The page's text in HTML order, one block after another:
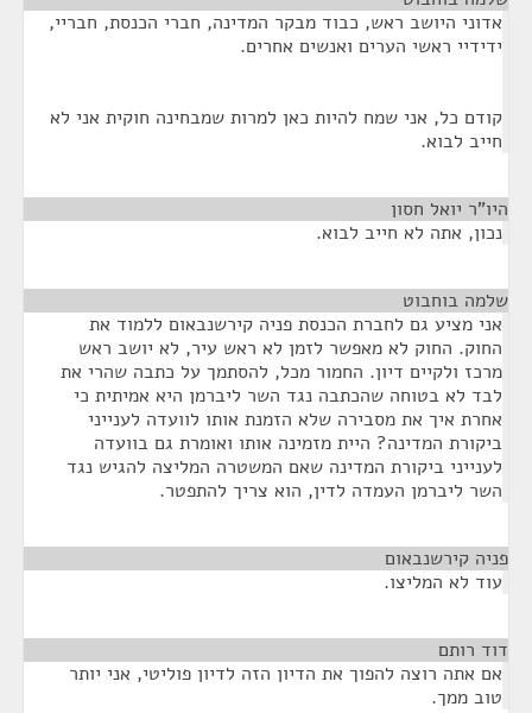
אדוני היושב ראש, כבוד מבקר המדינה, חברי הכנסת, חבריי,
ידידיי ראשי הערים ואנשים אחרים.
קודם כל, אני שמח להיות כאן למרות שמבחינה חוקית אני לא
חייב לבוא.
היו"ר יואל חסון
נכון, אתה לא חייב לבוא.
שלמה בוחבוט
אני מציע גם לחברת הכנסת פניה קירשנבאום ללמוד את
החוק. החוק לא מאפשר לזמן לא ראש עיר, לא יושב ראש
מרכז ולקיים דיון. החמור מכל, להסתמך על כתבה שהרי את
לבד לא בטוחה שהכתבה נגד השר ליברמן היא אמיתית כי
אחרת איך את מסבירה שלא הזמנת אותו לוועדה לענייני
ביקורת המדינה? היית מזמינה אותו ואומרת גם בוועדה
לענייני ביקורת המדינה שאם המשטרה המליצה להגיש נגד
השר ליברמן העמדה לדין, הוא צריך להתפטר.
פניה קירשנבאום
עוד לא המליצו.
דוד רותם
אם אתה רוצה להפוך את הדיון הזה לדיון פוליטי, אני יותר
טוב ממך.